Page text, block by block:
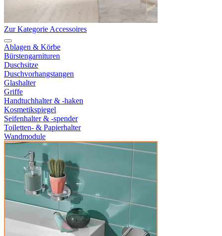
Zur Kategorie Accessoires
Ablagen & Körbe
Bürstengarnituren
Duschsitze
Duschvorhangstangen
Glashalter
Griffe
Handtuchhalter & -haken
Kosmetikspiegel
Seifenhalter & -spender
Toiletten- & Papierhalter
Wandmodule